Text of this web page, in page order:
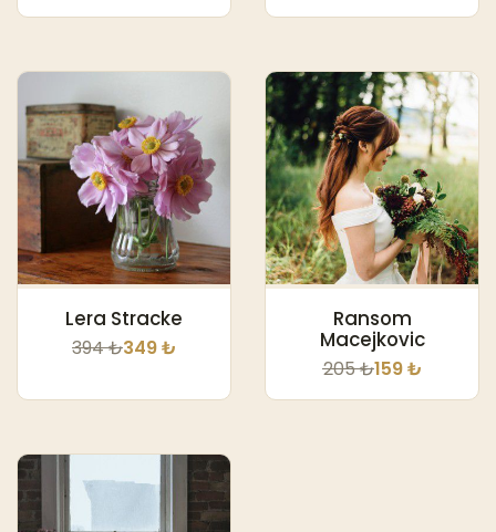
Lera Stracke
394 ₺349 ₺
Ransom
Macejkovic
205 ₺159 ₺